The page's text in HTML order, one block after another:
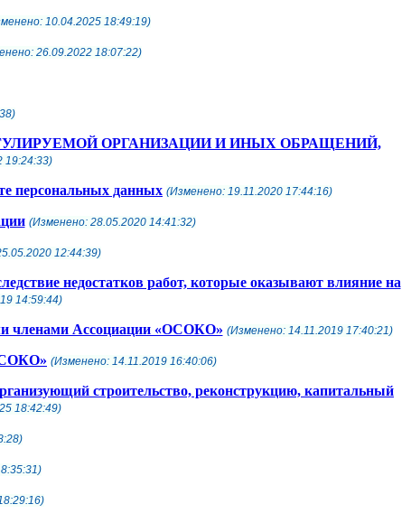
10.04.2025 18:49:19)
26.09.2022 18:07:22)
ОРГАНИЗАЦИИ И ИНЫХ ОБРАЩЕНИЙ,
19:24:33)
персональных данных (Изменено: 19.11.2020 17:44:16)
(Изменено: 28.05.2020 14:41:32)
12:44:39)
недостатков работ, которые оказывают влияние на
14:59:44)
членами Ассоциации «ОСОКО» (Изменено: 14.11.2019 17:40:21)
(Изменено: 14.11.2019 16:40:06)
строительство, реконструкцию, капитальный
18:42:49)